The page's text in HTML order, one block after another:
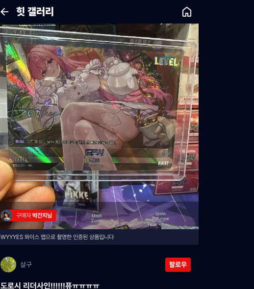
힛 갤러리
구매자 박간지님
WYYYES 와이스 앱으로 촬영한 인증된 상품입니다
살구 팔로우
도로시 리더사인!!!!!!퓨ㅠㅠㅠㅠ